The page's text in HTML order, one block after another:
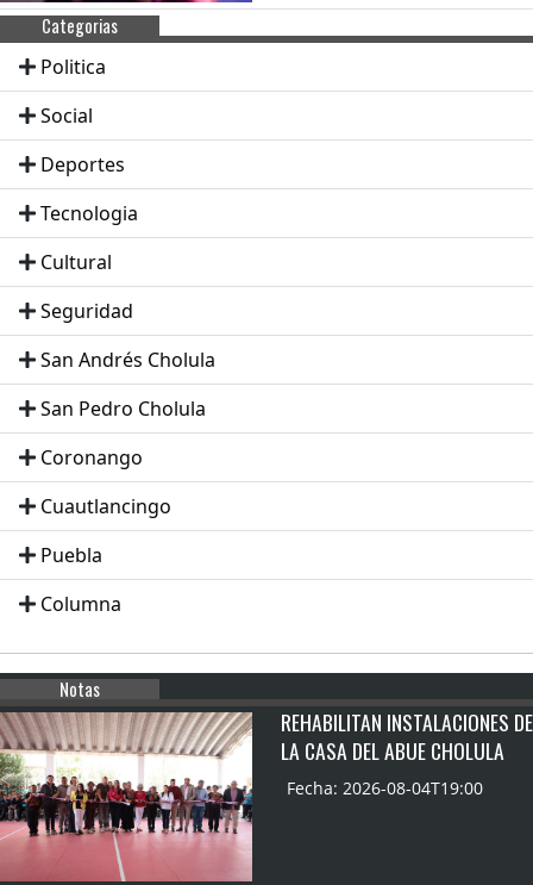
Categorias
Politica
Social
Deportes
Tecnologia
Cultural
Seguridad
San Andrés Cholula
San Pedro Cholula
Coronango
Cuautlancingo
Puebla
Columna
Notas
REHABILITAN INSTALACIONES DE
LA CASA DEL ABUE CHOLULA
Fecha: 2026-08-04T19:00